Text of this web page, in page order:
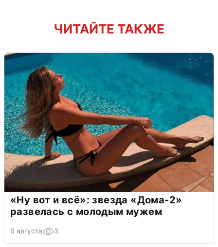
ЧИТАЙТЕ ТАКЖЕ
«Ну вот и всё»: звезда «Дома-2»
развелась с молодым мужем
6 августа 3